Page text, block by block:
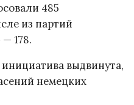
485
из партий
178.
выдвинута,
немецких